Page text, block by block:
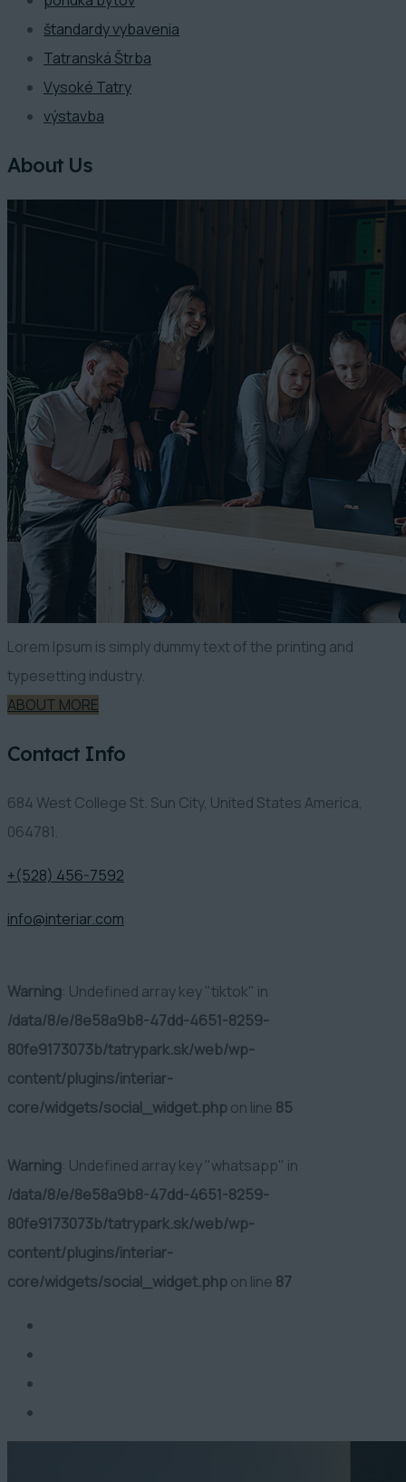
štandardy vybavenia
Tatranská Štrba
Vysoké Tatry
výstavba
About Us
Lorem Ipsum is simply dummy text of the printing and
typesetting industry.
ABOUT MORE
Contact Info
684 West College St. Sun City, United States America,
064781.
+(528) 456-7592
info@interiar.com
Warning: Undefined array key "tiktok" in
/data/8/e/8e58a9b8-47dd-4651-8259-
80fe9173073b/tatrypark.sk/web/wp-
content/plugins/interiar-
core/widgets/social_widget.php on line 85
Warning: Undefined array key "whatsapp" in
/data/8/e/8e58a9b8-47dd-4651-8259-
80fe9173073b/tatrypark.sk/web/wp-
content/plugins/interiar-
core/widgets/social_widget.php on line 87